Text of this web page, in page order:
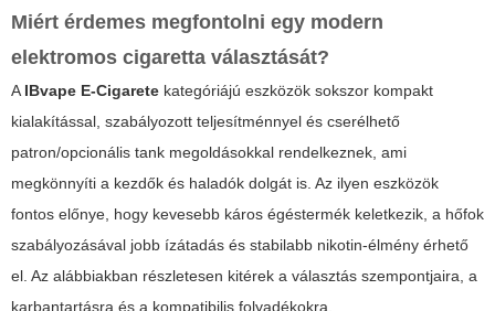
Miért érdemes megfontolni egy modern
elektromos cigaretta választását?
AIBvape E-Cigarete kategóriájú eszközök sokszor kompakt
kialakítással, szabályozott teljesítménnyel és cserélhető
patron/opcionális tank megoldásokkal rendelkeznek, ami
megkönnyíti a kezdők és haladók dolgát is. Az ilyen eszközök
fontos előnye, hogy kevesebb káros égéstermék keletkezik, a hőfok
szabályozásával jobb ízátadás és stabilabb nikotin-élmény érhető
el. Az alábbiakban részletesen kitérek a választás szempontjaira, a
karbantartásra és a kompatibilis folyadékokra.